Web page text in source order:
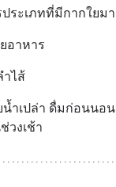
ระเภทที่มีกากใยม
อาหาร
ไส้
น้ำเปล่า ดื่มก่อนนอน
วงเช้า